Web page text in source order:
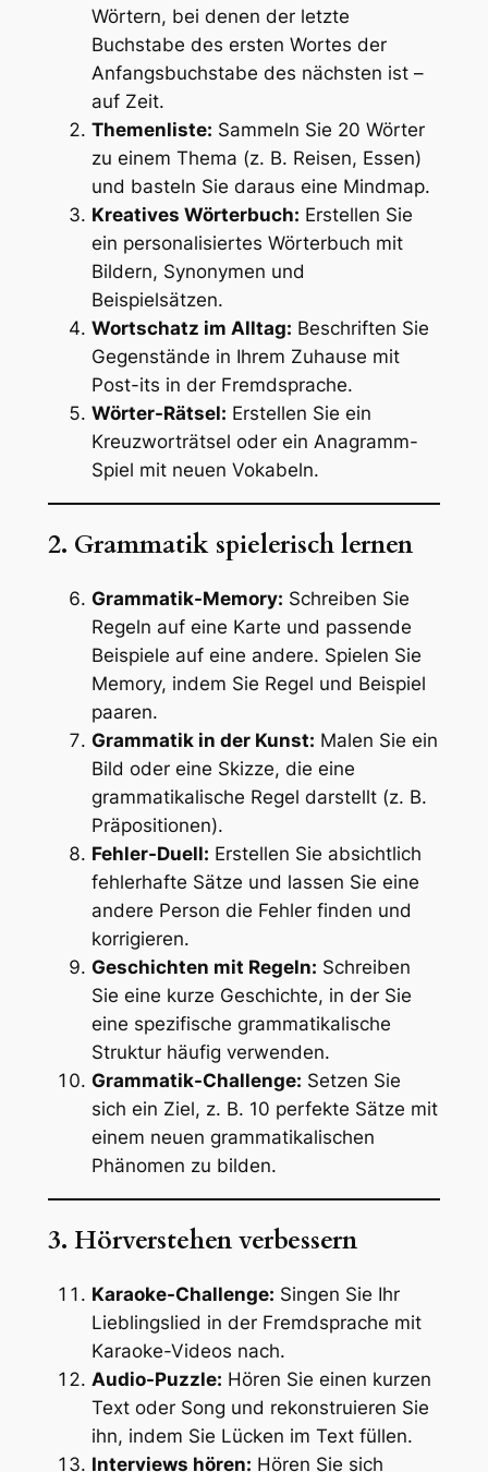
Wörtern, bei denen der letzte
Buchstabe des ersten Wortes der
Anfangsbuchstabe des nächsten ist –
auf Zeit.
Themenliste: Sammeln Sie 20 Wörter
zu einem Thema (z. B. Reisen, Essen)
und basteln Sie daraus eine Mindmap.
Kreatives Wörterbuch: Erstellen Sie
ein personalisiertes Wörterbuch mit
Bildern, Synonymen und
Beispielsätzen.
Wortschatz im Alltag: Beschriften Sie
Gegenstände in Ihrem Zuhause mit
Post-its in der Fremdsprache.
Wörter-Rätsel: Erstellen Sie ein
Kreuzworträtsel oder ein Anagramm-
Spiel mit neuen Vokabeln.
2. Grammatik spielerisch lernen
Grammatik-Memory: Schreiben Sie
Regeln auf eine Karte und passende
Beispiele auf eine andere. Spielen Sie
Memory, indem Sie Regel und Beispiel
paaren.
Grammatik in der Kunst: Malen Sie ein
Bild oder eine Skizze, die eine
grammatikalische Regel darstellt (z. B.
Präpositionen).
Fehler-Duell: Erstellen Sie absichtlich
fehlerhafte Sätze und lassen Sie eine
andere Person die Fehler finden und
korrigieren.
Geschichten mit Regeln: Schreiben
Sie eine kurze Geschichte, in der Sie
eine spezifische grammatikalische
Struktur häufig verwenden.
Grammatik-Challenge: Setzen Sie
sich ein Ziel, z. B. 10 perfekte Sätze mit
einem neuen grammatikalischen
Phänomen zu bilden.
3. Hörverstehen verbessern
Karaoke-Challenge: Singen Sie Ihr
Lieblingslied in der Fremdsprache mit
Karaoke-Videos nach.
Audio-Puzzle: Hören Sie einen kurzen
Text oder Song und rekonstruieren Sie
ihn, indem Sie Lücken im Text füllen.
Interviews hören: Hören Sie sich